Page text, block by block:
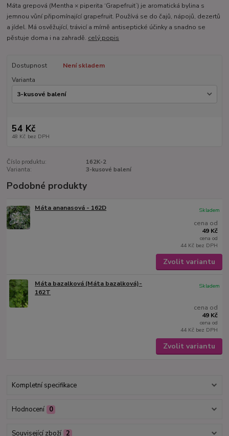
Máta grepová (Mentha × piperita ‘Grapefruit’) je aromatická bylina s
jemnou vůní připomínající grapefruit. Používá se do čajů, nápojů, dezertů
a jídel. Má osvěžující, trávicí a mírně antiseptické účinky a snadno se
pěstuje doma i na zahradě. celý popis
Dostupnost
Není skladem
Varianta
54 Kč
48 Kč bez DPH
Číslo produktu:
162K-2
Varianta:
3-kusové balení
Podobné produkty
Máta ananasová - 162D
cena od
49 Kč
cena od
44 Kč bez DPH
Skladem
Zvolit variantu
Máta bazalková (Máta bazalková)-
162T
cena od
49 Kč
cena od
44 Kč bez DPH
Skladem
Zvolit variantu
Kompletní specifikace
Hodnocení 0
Související zboží 2